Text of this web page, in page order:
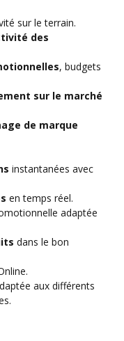
sur le terrain.
des
, budgets
sur le marché
de marque
instantanées avec
en temps réel.
adaptée
dans le bon
aux différents